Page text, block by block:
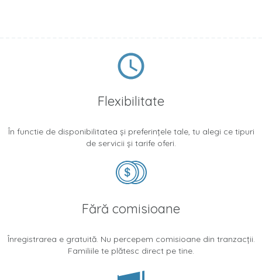
Flexibilitate
În functie de disponibilitatea și preferințele tale, tu alegi ce tipuri
de servicii și tarife oferi.
Fără comisioane
Înregistrarea e gratuită. Nu percepem comisioane din tranzacții.
Familiile te plătesc direct pe tine.